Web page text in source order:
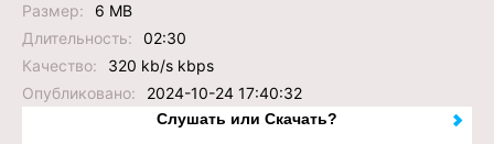
Размер:
6 MB
Длительность:
02:30
Качество:
320 kb/s kbps
Опубликовано:
2024-10-24 17:40:32
Слушать или Скачать?